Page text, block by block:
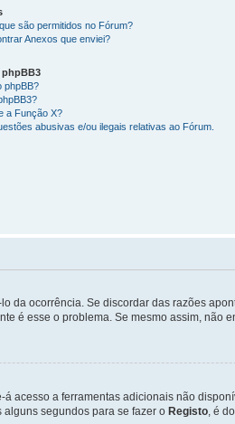
são permitidos no Fórum?
Anexos que enviei?
phpBB3
phpBB?
a Função X?
abusivas e/ou ilegais relativas ao Fórum.
da ocorrência. Se discordar das razões
é esse o problema. Se mesmo assim, não
á acesso a ferramentas adicionais não
alguns segundos para se fazer o Registo, é